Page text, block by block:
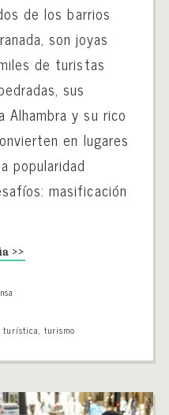
de los barrios
son joyas
de turistas
sus
Alhambra y su rico
en lugares
popularidad
masificación
>>
turística, turismo